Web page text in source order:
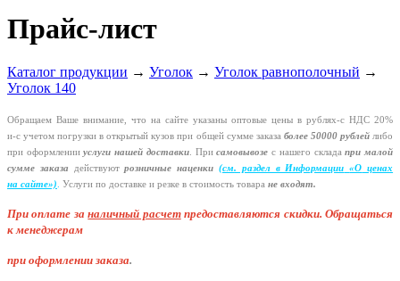
Прайс-лист
Каталог продукции → Уголок → Уголок равнополочный →
Уголок 140
Обращаем Ваше внимание, что на сайте указаны оптовые цены в рублях-с НДС 20%
и-с учетом погрузки в открытый кузов при общей сумме заказа более 50000 рублейлибо
при оформленииуслуги нашей доставки. Присамовывозе с нашего складапри малой
сумме заказа
действуютрозничные наценки (см. раздел в Информации «О ценах
на сайте»). Услуги по доставке и резке в стоимость товара не входят.
При оплате заналичный расчет предоставляются скидки. Обращаться
к менеджерам
при оформлении заказа.